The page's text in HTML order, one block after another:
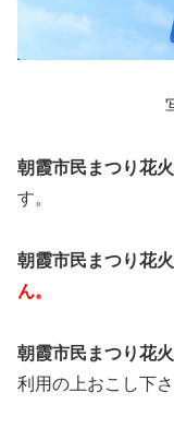
朝霞市民まつり花
す。
朝霞市民まつり花
ん。
朝霞市民まつり花
利用の上おこし下さ